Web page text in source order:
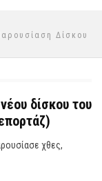
Δίσκου
δίσκου του
χθες,